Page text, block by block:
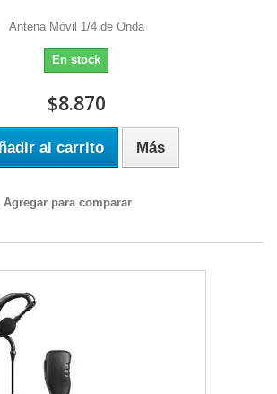
Antena Móvil 1/4 de Onda
En stock
$8.870
al carrito Más
Agregar para comparar